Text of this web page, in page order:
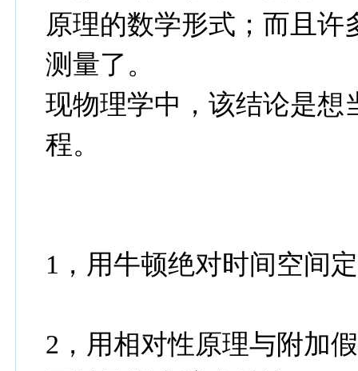
原理的数学形式；而且
测量了。
现物理学中，该结论是想
程。
1，用牛顿绝对时间空间
2，用相对性原理与附加